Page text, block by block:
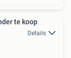
te koop
Details